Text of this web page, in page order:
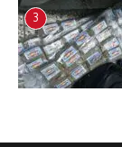
3